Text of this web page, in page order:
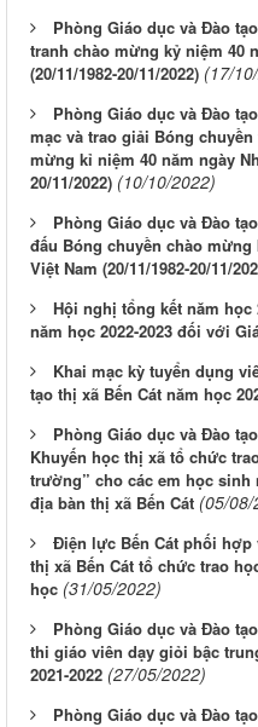
Phòng Giáo dục và Đào
tranh chào mừng kỷ niệm 40
(20/11/1982-20/11/2022) (17/
Phòng Giáo dục và Đào
mạc và trao giải Bóng
mừng kỉ niệm 40 năm ngày
20/11/2022) (10/10/2022)
Phòng Giáo dục và Đào
đấu Bóng chuyền chào
Việt Nam (20/11/1982-20/11/
Hội nghị tổng kết năm học
năm học 2022-2023 đối với
Khai mạc kỳ tuyển dụng
tạo thị xã Bến Cát năm học
Phòng Giáo dục và Đào
Khuyến học thị xã tổ chức
trường” cho các em học sinh
địa bàn thị xã Bến Cát (05/08/
Điện lực Bến Cát phối
thị xã Bến Cát tổ chức trao
học (31/05/2022)
Phòng Giáo dục và Đào
thi giáo viên dạy giỏi bậc
2021-2022 (27/05/2022)
Phòng Giáo dục và Đào